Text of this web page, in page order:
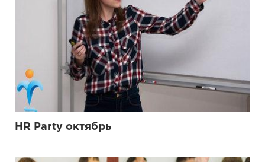
HR Party октябрь